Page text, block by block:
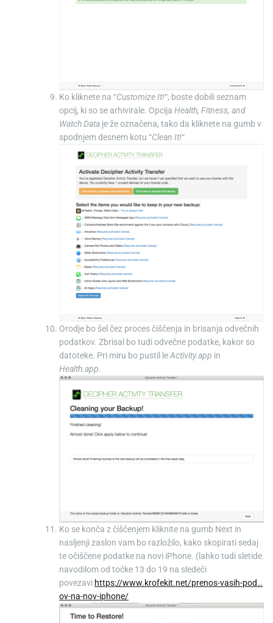
Ko kliknete na “Customize It!“, boste dobili seznam
opcij, ki so se arhivirale. Opcija Health, Fitness, and
Watch Data je že označena, tako da kliknete na gumb v
spodnjem desnem kotu “Clean It!“
Orodje bo šel čez proces čiščenja in brisanja odvečnih
podatkov. Zbrisal bo tudi odvečne podatke, kakor so
datoteke. Pri miru bo pustil leActivity.app in
Health.app.
Ko se konča z čiščenjem kliknite na gumb Next in
nasljenji zaslon vam bo razložilo, kako skopirati sedaj
te očiščene podatke na novi iPhone. (lahko tudi sletide
navodilom od točke 13 do 19 na sledeči
povezavi https://www.krofekit.net/prenos-vasih-pod…
ov-na-nov-iphone/